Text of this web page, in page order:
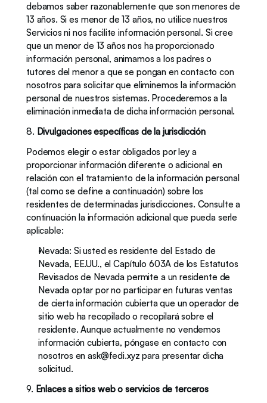
debamos saber razonablemente que son menores de
13 años. Si es menor de 13 años, no utilice nuestros
Servicios ni nos facilite información personal. Si cree
que un menor de 13 años nos ha proporcionado
información personal, animamos a los padres o
tutores del menor a que se pongan en contacto con
nosotros para solicitar que eliminemos la información
personal de nuestros sistemas. Procederemos a la
eliminación inmediata de dicha información personal.
8. Divulgaciones específicas de la jurisdicción
Podemos elegir o estar obligados por ley a
proporcionar información diferente o adicional en
relación con el tratamiento de la información personal
(tal como se define a continuación) sobre los
residentes de determinadas jurisdicciones. Consulte a
continuación la información adicional que pueda serle
aplicable:
Nevada: Si usted es residente del Estado de
Nevada, EE.UU., el Capítulo 603A de los Estatutos
Revisados de Nevada permite a un residente de
Nevada optar por no participar en futuras ventas
de cierta información cubierta que un operador de
sitio web ha recopilado o recopilará sobre el
residente. Aunque actualmente no vendemos
información cubierta, póngase en contacto con
nosotros en ask@fedi.xyz para presentar dicha
solicitud.
9. Enlaces a sitios web o servicios de terceros